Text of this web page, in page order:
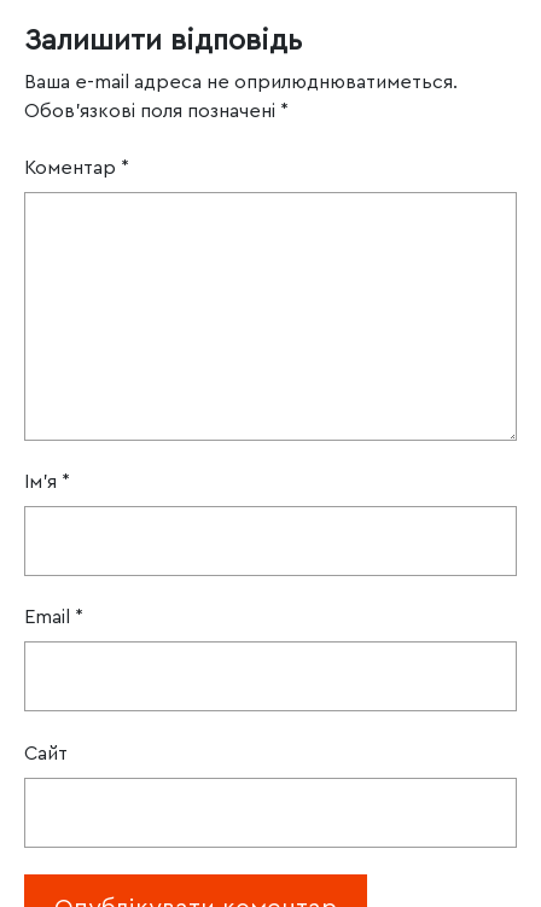
Залишити відповідь
Ваша e-mail адреса не оприлюднюватиметься.
Обов’язкові поля позначені *
Коментар *
Ім'я *
Email *
Сайт